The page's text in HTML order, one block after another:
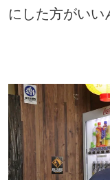
にした方がいい